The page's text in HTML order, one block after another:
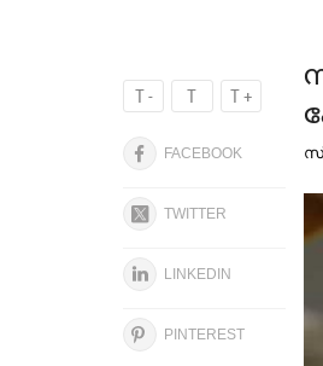
T - T T +
FACEBOOK
TWITTER
LINKEDIN
PINTEREST